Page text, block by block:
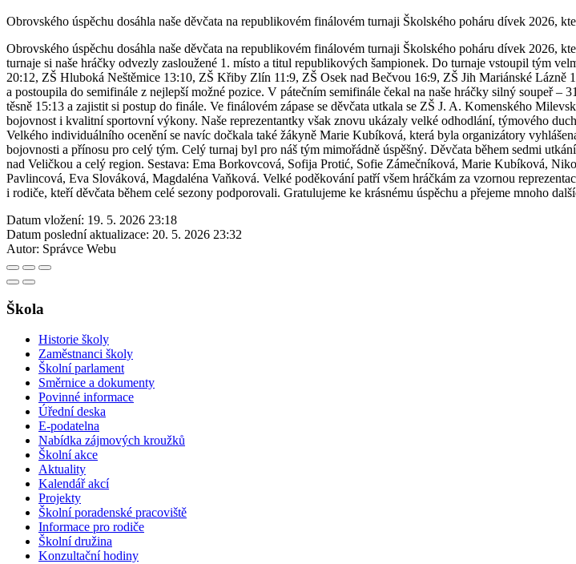
Obrovského úspěchu dosáhla naše děvčata na republikovém finálovém turnaji Školského poháru dívek 2026,
Obrovského úspěchu dosáhla naše děvčata na republikovém finálovém turnaji Školského poháru dívek 2026,
turnaje si naše hráčky odvezly zasloužené 1. místo a titul republikových šampionek. Do turnaje vstoupil tým
20:12, ZŠ Hluboká Neštěmice 13:10, ZŠ Křiby Zlín 11:9, ZŠ Osek nad Bečvou 16:9, ZŠ Jih Mariánské Lázně
a postoupila do semifinále z nejlepší možné pozice. V pátečním semifinále čekal na naše hráčky silný soupeř
těsně 15:13 a zajistit si postup do finále. Ve finálovém zápase se děvčata utkala se ZŠ J. A. Komenského
bojovnost i kvalitní sportovní výkony. Naše reprezentantky však znovu ukázaly velké odhodlání, týmového
Velkého individuálního ocenění se navíc dočkala také žákyně Marie Kubíková, která byla organizátory
bojovnosti a přínosu pro celý tým. Celý turnaj byl pro náš tým mimořádně úspěšný. Děvčata během sedmi
nad Veličkou a celý region. Sestava: Ema Borkovcová, Sofija Protić, Sofie Zámečníková, Marie Kubíková,
Pavlincová, Eva Slováková, Magdaléna Vaňková. Velké poděkování patří všem hráčkám za vzornou
i rodiče, kteří děvčata během celé sezony podporovali. Gratulujeme ke krásnému úspěchu a přejeme mnoho
Datum vložení: 19. 5. 2026 23:18
Datum poslední aktualizace: 20. 5. 2026 23:32
Autor: Správce Webu
Škola
Historie školy
Zaměstnanci školy
Školní parlament
Směrnice a dokumenty
Povinné informace
Úřední deska
E-podatelna
Nabídka zájmových kroužků
Školní akce
Aktuality
Kalendář akcí
Projekty
Školní poradenské pracoviště
Informace pro rodiče
Školní družina
Konzultační hodiny